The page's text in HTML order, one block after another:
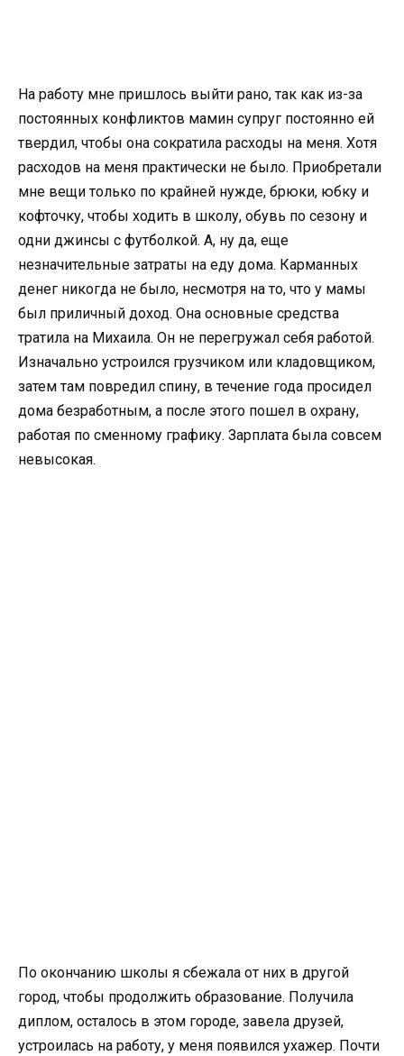
На работу мне пришлось выйти рано, так как из-за
постоянных конфликтов мамин супруг постоянно ей
твердил, чтобы она сократила расходы на меня. Хотя
расходов на меня практически не было. Приобретали
мне вещи только по крайней нужде, брюки, юбку и
кофточку, чтобы ходить в школу, обувь по сезону и
одни джинсы с футболкой. А, ну да, еще
незначительные затраты на еду дома. Карманных
денег никогда не было, несмотря на то, что у мамы
был приличный доход. Она основные средства
тратила на Михаила. Он не перегружал себя работой.
Изначально устроился грузчиком или кладовщиком,
затем там повредил спину, в течение года просидел
дома безработным, а после этого пошел в охрану,
работая по сменному графику. Зарплата была совсем
невысокая.
По окончанию школы я сбежала от них в другой
город, чтобы продолжить образование. Получила
диплом, осталось в этом городе, завела друзей,
устроилась на работу, у меня появился ухажер. Почти